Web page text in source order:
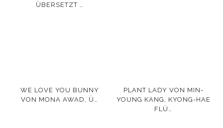
ÜBERSETZT …
WE LOVE YOU BUNNY
VON MONA AWAD, Ü…
PLANT LADY VON MIN-
YOUNG KANG, KYONG-HAE
FLÜ…